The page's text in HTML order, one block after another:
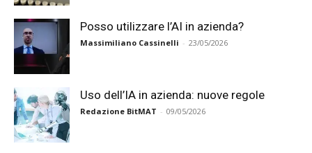
Posso utilizzare l’AI in azienda?
Massimiliano Cassinelli - 23/05/2026
Uso dell’IA in azienda: nuove regole
Redazione BitMAT - 09/05/2026